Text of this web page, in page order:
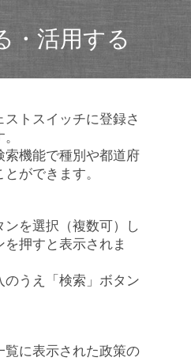
・活用する
ストスイッチに登録さ
索機能で種別や都道府
ができます。
を選択（複数可）し
押すと表示されま
うえ「検索」ボタン
覧に表示された政策の